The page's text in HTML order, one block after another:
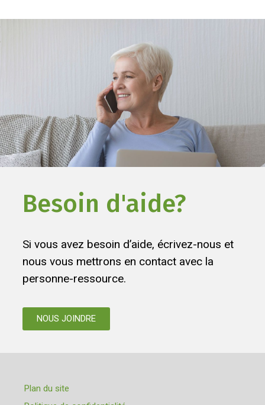
Besoin d'aide?
Si vous avez besoin d’aide, écrivez-nous et
nous vous mettrons en contact avec la
personne-ressource.
NOUS JOINDRE
Plan du site